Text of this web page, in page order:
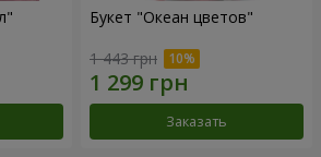
Букет "Океан цветов"
1 443 грн
Заказать